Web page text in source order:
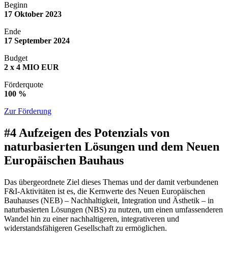
Beginn
17 Oktober 2023
Ende
17 September 2024
Budget
2 x 4 MIO EUR
Förderquote
100 %
Zur Förderung
#4 Aufzeigen des Potenzials von
naturbasierten Lösungen und dem Neuen
Europäischen Bauhaus
Das übergeordnete Ziel dieses Themas und der damit verbundenen
F&I-Aktivitäten ist es, die Kernwerte des Neuen Europäischen
Bauhauses (NEB) – Nachhaltigkeit, Integration und Ästhetik – in
naturbasierten Lösungen (NBS) zu nutzen, um einen umfassenderen
Wandel hin zu einer nachhaltigeren, integrativeren und
widerstandsfähigeren Gesellschaft zu ermöglichen.